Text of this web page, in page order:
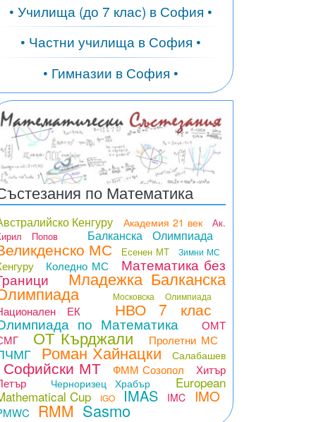
• Училища (до 7 клас) в София •
• Частни училища в София •
• Гимназии в София •
по Математика
Кенгуру Академия 21 век
Ак.
Попов
Балканска Олимпиада
МС Есенен МТ Зимни МС
Коледно МС Математика без
Младежка Балканска
Московска Олимпиада
ЕК НВО 7 клас
по Математика
ОМТ
ОТ Кърджали Пролетни МС
Роман Хайнацки Салабашев
Софийски МТ ФММ Созопол
Хитър
Черноризец Храбър
European
Cup
IGO IMAS IMC IMO
RMM Sasmo